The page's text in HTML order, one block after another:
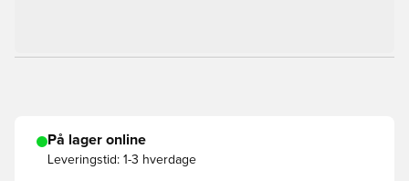
På lager online
Leveringstid: 1-3 hverdage